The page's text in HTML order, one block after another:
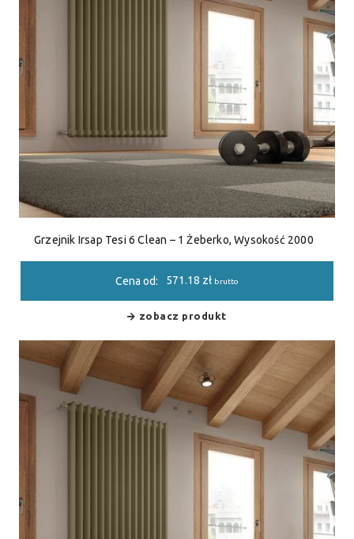
Grzejnik Irsap Tesi 6 Clean – 1 Żeberko, Wysokość 2000
Cena od: 571.18 zł brutto
zobacz produkt